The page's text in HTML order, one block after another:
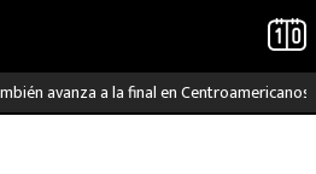
avanza a la final en Centroamericanos